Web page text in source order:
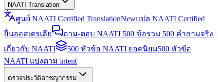
NAATI Translation
ศูนย์ NAATI Certified TranslationNewแปล NAATI Certified
ยื่นออสเตรเลีย
ถาม-ตอบ NAATI 500 ข้อรวม 500 คำถามจริง
เกี่ยวกับ NAATI
500 หัวข้อ NAATI ยอดนิยม500 หัวข้อ
NAATI แบ่งตาม intent
ตรวจประวัติอาชญากรรม